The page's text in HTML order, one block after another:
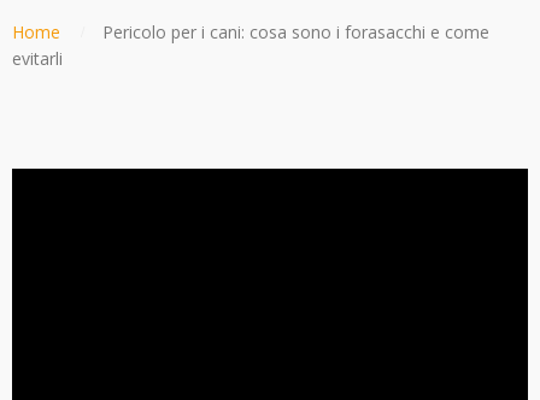
Home
Pericolo per i cani: cosa sono i forasacchi e come
evitarli